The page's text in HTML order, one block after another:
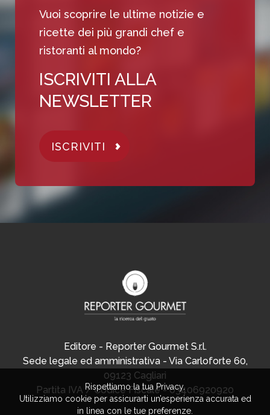
Vuoi scoprire le ultime notizie e
ricette dei più grandi chef e
ristoranti al mondo?
ISCRIVITI ALLA
NEWSLETTER
ISCRIVITI
Editore - Reporter Gourmet S.r.l.
Sede legale ed amministrativa - Via Carloforte 60,
09123 Cagliari
Partita IVA / Codice Fiscale - 03406920920
Rispettiamo la tua Privacy.
Utilizziamo cookie per assicurarti un’esperienza accurata ed
in linea con le tue preferenze.